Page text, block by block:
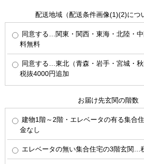
配送地域（配送条件画像(1)(2)につ
同意する…関東・関西・東海・北陸・
料無料
同意する…東北（青森・岩手・宮城・
税抜4000円追加
お届け先玄関の階数
建物1階～2階・エレベータの有る集合
金なし
エレベータの無い集合住宅の3階玄関…